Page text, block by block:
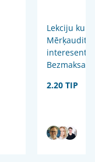
Lekciju
interesenti
Bezmaksas
2.20 TIP